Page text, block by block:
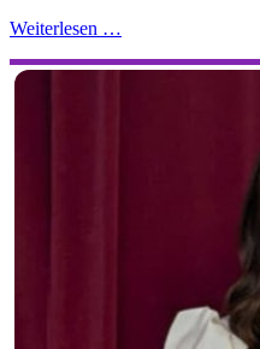
Weiterlesen …